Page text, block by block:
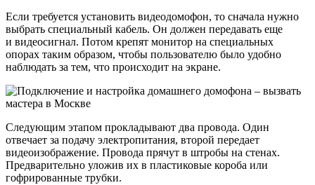
Если требуется установить видеодомофон, то сначала нужно
выбрать специальный кабель. Он должен передавать еще
и видеосигнал. Потом крепят монитор на специальных
опорах таким образом, чтобы пользователю было удобно
наблюдать за тем, что происходит на экране.
Следующим этапом прокладывают два провода. Один
отвечает за подачу электропитания, второй передает
видеоизображение. Провода прячут в штробы на стенах.
Предварительно уложив их в пластиковые короба или
гофрированные трубки.